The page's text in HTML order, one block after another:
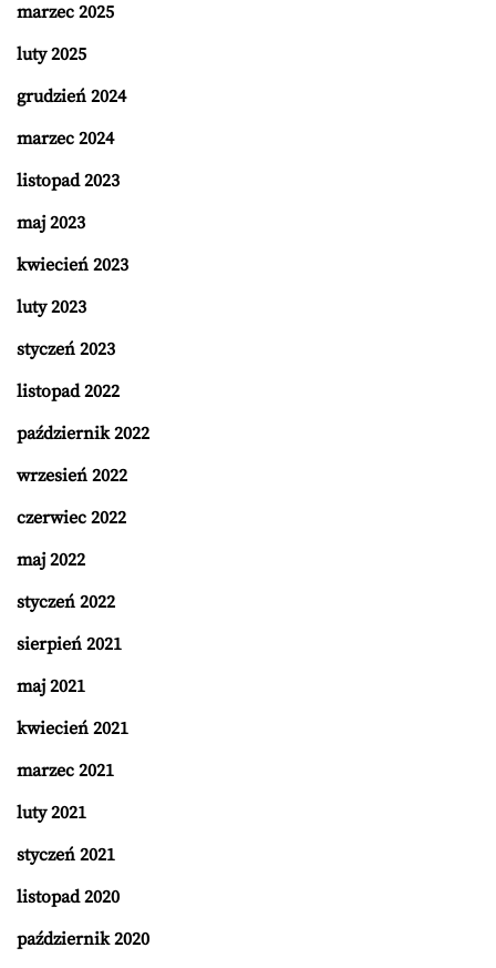
marzec 2025
luty 2025
grudzień 2024
marzec 2024
listopad 2023
maj 2023
kwiecień 2023
luty 2023
styczeń 2023
listopad 2022
październik 2022
wrzesień 2022
czerwiec 2022
maj 2022
styczeń 2022
sierpień 2021
maj 2021
kwiecień 2021
marzec 2021
luty 2021
styczeń 2021
listopad 2020
październik 2020